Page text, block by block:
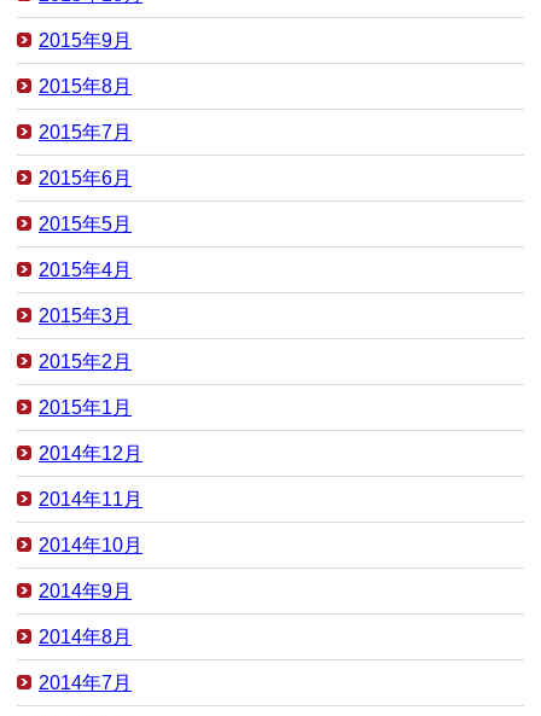
2015年9月
2015年8月
2015年7月
2015年6月
2015年5月
2015年4月
2015年3月
2015年2月
2015年1月
2014年12月
2014年11月
2014年10月
2014年9月
2014年8月
2014年7月